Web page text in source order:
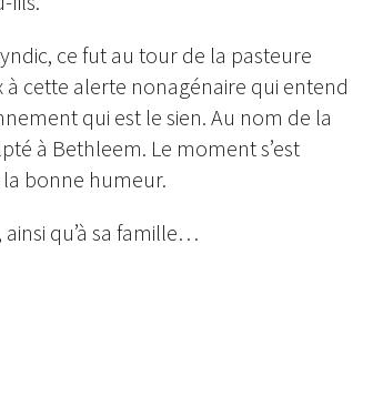
ce fut au tour de la pasteure
cette alerte nonagénaire qui entend
qui est le sien. Au nom de la
à Bethleem. Le moment s’est
bonne humeur.
qu’à sa famille…